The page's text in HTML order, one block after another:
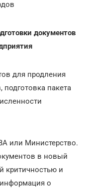
документов
для продления
подготовка пакета
или Министерство.
в новый
критичностью и
о